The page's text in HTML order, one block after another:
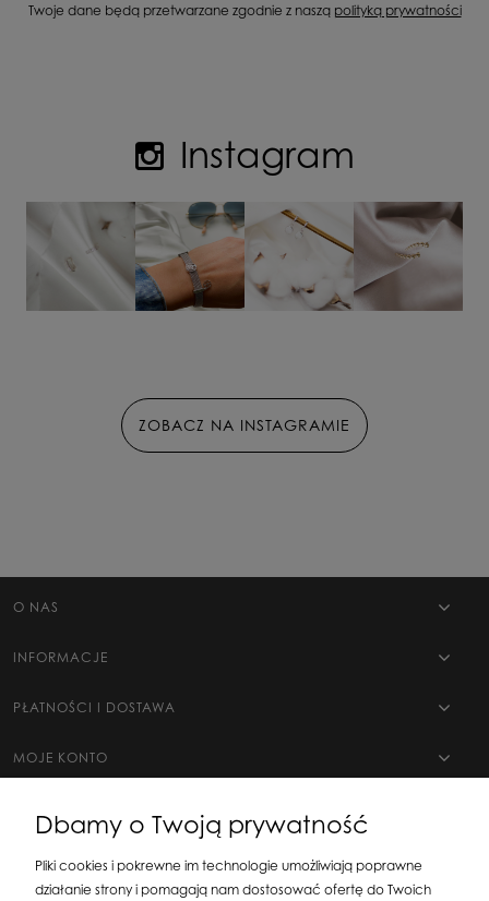
Twoje dane będą przetwarzane zgodnie z naszą polityką prywatności
Instagram
ZOBACZ NA INSTAGRAMIE
O NAS
INFORMACJE
PŁATNOŚCI I DOSTAWA
MOJE KONTO
Dbamy o Twoją prywatność
Pliki cookies i pokrewne im technologie umożliwiają poprawne
działanie strony i pomagają nam dostosować ofertę do Twoich